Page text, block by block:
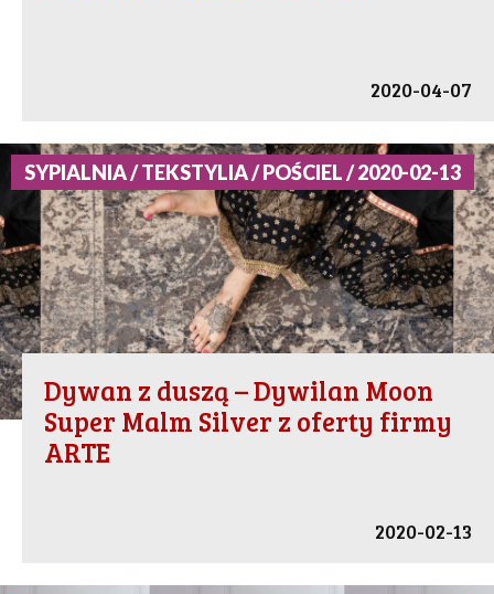
2020-04-07
SYPIALNIA / TEKSTYLIA / POŚCIEL / 2020-02-13
Dywan z duszą – Dywilan Moon
Super Malm Silver z oferty firmy
ARTE
2020-02-13